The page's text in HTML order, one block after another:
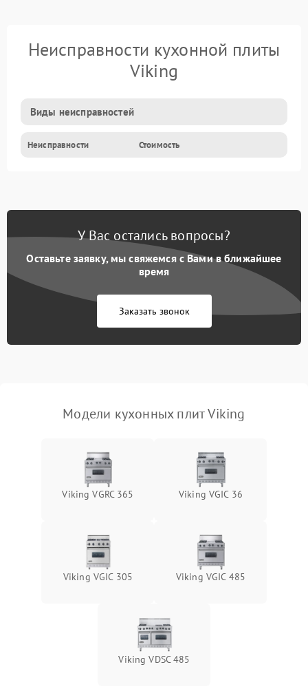
Неисправности кухонной плиты
Viking
Виды неисправностей
Неисправности Стоимость
У Вас остались вопросы?
Оставьте заявку, мы свяжемся с Вами в ближайшее
время
Заказать звонок
Модели кухонных плит Viking
Viking VGRC 365 Viking VGIC 36
Viking VGIC 305 Viking VGIC 485
Viking VDSC 485